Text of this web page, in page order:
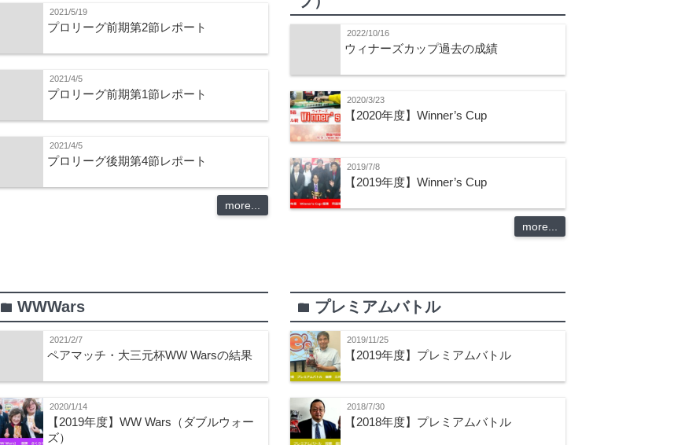
2021/5/19
プロリーグ前期第2節レポート
2021/4/5
プロリーグ前期第1節レポート
2021/4/5
プロリーグ後期第4節レポート
more...
2022/10/16
ウィナーズカップ過去の成績
2020/3/23
【2020年度】Winner’s Cup
2019/7/8
【2019年度】Winner’s Cup
more...
folder WWWars
2021/2/7
ペアマッチ・大三元杯WW Warsの結果
2020/1/14
【2019年度】WW Wars（ダブルウォー
ズ）
folder プレミアムバトル
2019/11/25
【2019年度】プレミアムバトル
2018/7/30
【2018年度】プレミアムバトル